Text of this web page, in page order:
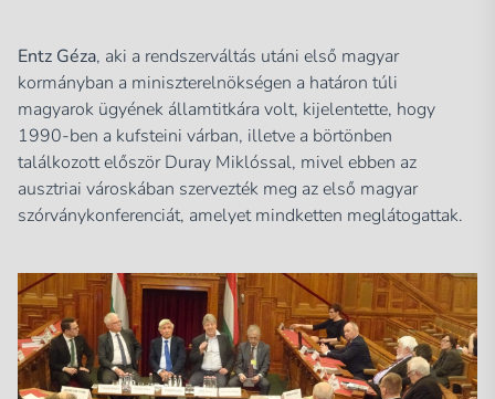
Entz Géza, aki a rendszerváltás utáni első magyar
kormányban a miniszterelnökségen a határon túli
magyarok ügyének államtitkára volt, kijelentette, hogy
1990-ben a kufsteini várban, illetve a börtönben
találkozott először Duray Miklóssal, mivel ebben az
ausztriai városkában szervezték meg az első magyar
szórványkonferenciát, amelyet mindketten meglátogattak.